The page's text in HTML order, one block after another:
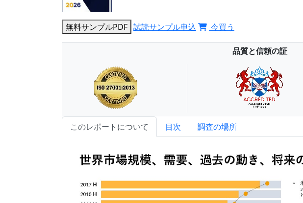
無料サンプルPDF 試読サンプル申込 今買う
品質と信頼の証
このレポートについて 目次 調査の場所